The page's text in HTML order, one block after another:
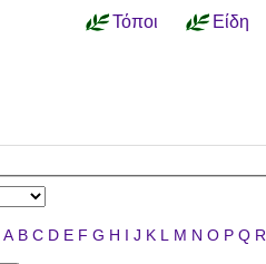
Τόποι Είδη
A B C D E F G H I J K L M N O P Q R